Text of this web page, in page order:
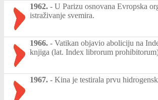
1962. - U Parizu osnovana Evropska
istraživanje svemira.
1966. - Vatikan objavio aboliciju na
knjiga (lat. Index librorum
1967. - Kina je testirala prvu